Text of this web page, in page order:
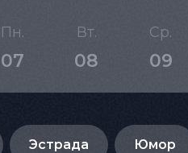
Пн.
07
Вт.
08
Ср.
09
Эстрада Юмор